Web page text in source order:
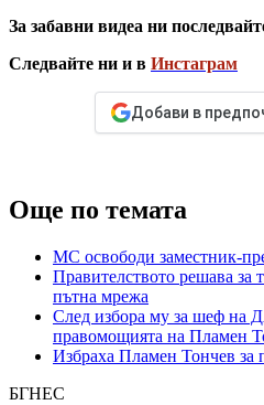
За забавни видеа ни
Следвайте ни и в Инстаграм
Добави в
Още по темата
МС освободи заместник-
Правителството решава за
пътна мрежа
След избора му за шеф на
правомощията на Пламен
Избраха Пламен Тончев
БГНЕС